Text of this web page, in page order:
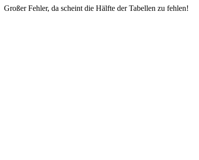
Großer Fehler, da scheint die Hälfte der Tabellen zu fehlen!